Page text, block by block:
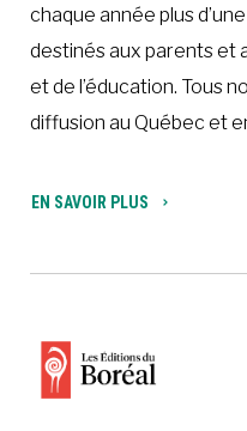
chaque année plus
destinés aux parents et
et de l’éducation. Tous
diffusion au Québec et
EN SAVOIR PLUS